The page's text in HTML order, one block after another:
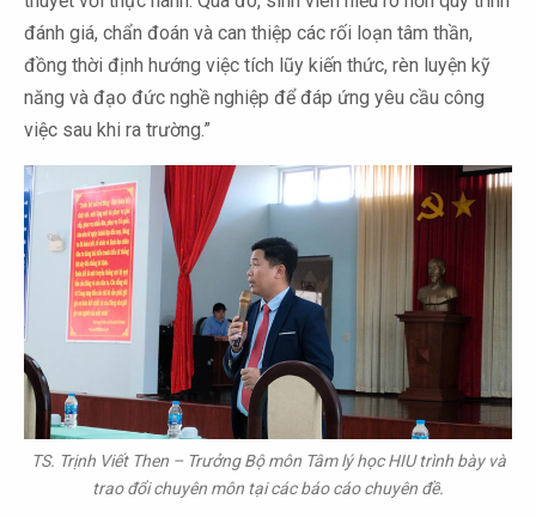
đánh giá, chẩn đoán và can thiệp các rối loạn tâm thần,
đồng thời định hướng việc tích lũy kiến thức, rèn luyện kỹ
năng và đạo đức nghề nghiệp để đáp ứng yêu cầu công
việc sau khi ra trường.”
TS. Trịnh Viết Then – Trưởng Bộ môn Tâm lý học HIU trình bày và
trao đổi chuyên môn tại các báo cáo chuyên đề.